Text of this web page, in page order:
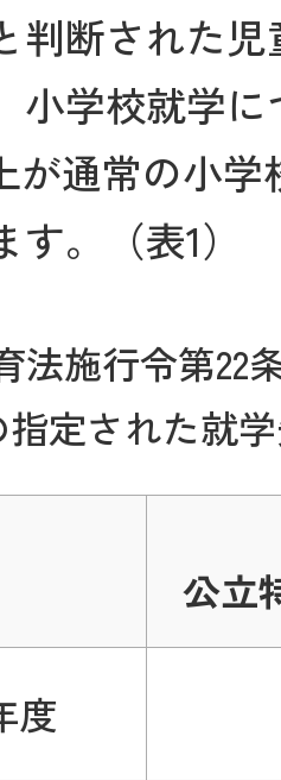
判断された
小学校就学
が通常の小
。（表1）
施行令第22
定された就
公立
度